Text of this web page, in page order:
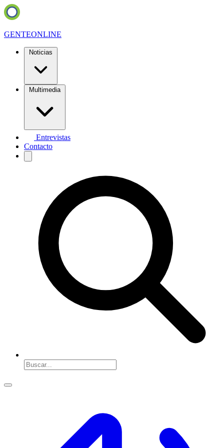
GENTEONLINE
Noticias
Multimedia
Entrevistas
Contacto